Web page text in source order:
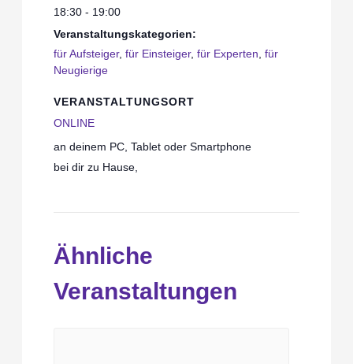
18:30 - 19:00
Veranstaltungskategorien:
für Aufsteiger,für Einsteiger,für Experten,für
Neugierige
VERANSTALTUNGSORT
ONLINE
an deinem PC, Tablet oder Smartphone
bei dir zu Hause,
Ähnliche
Veranstaltungen